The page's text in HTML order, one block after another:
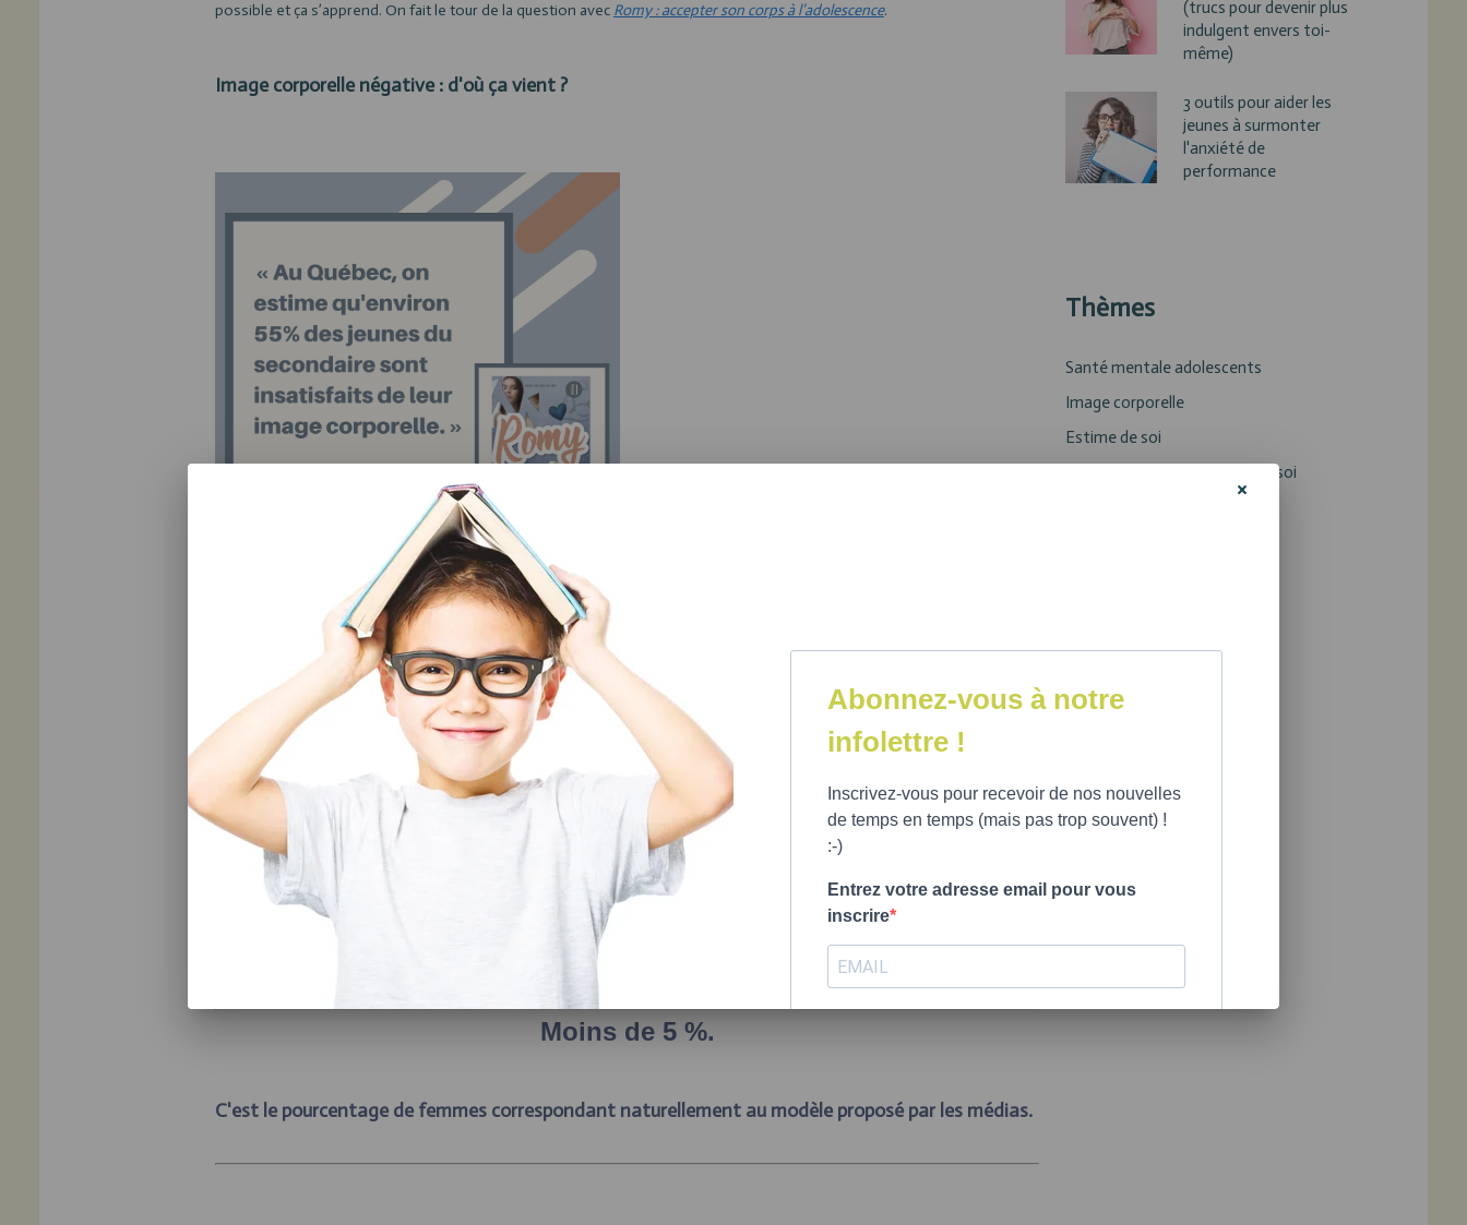
possible et ça s’apprend. On fait le tour de la question avec Romy : accepter son corps à l’adolescence.
Image corporelle négative : d'où ça vient ?
Quatre facteurs sont déterminants dans le développement de l’image corporelle :
Les caractéristiques physiques
Les traits de personnalité
Les expériences interpersonnelles
La socialisation : ce dernier facteur déterminant dans l’établissement d’une saine image corporelle, particulièrement
chez les jeunes. Savais-tu qu’après
seulement trois minutes
de visionnement de photos envoyant un idéal de minceur,
notre humeur est influencée négativement ?
Moins de 5 %.
C'est le pourcentage de femmes correspondant naturellement au modèle proposé par les médias.
(trucs pour devenir plus
indulgent envers toi-
même)
3 outils pour aider les
jeunes à surmonter
l'anxiété de
performance
Thèmes
Santé mentale adolescents
Image corporelle
Estime de soi
Intimidation / affirmation de soi
Abonnez-vous à notre
infolettre !
Inscrivez-vous pour recevoir de nos nouvelles
de temps en temps (mais pas trop souvent) !
:-)
Entrez votre adresse email pour vous
inscrire